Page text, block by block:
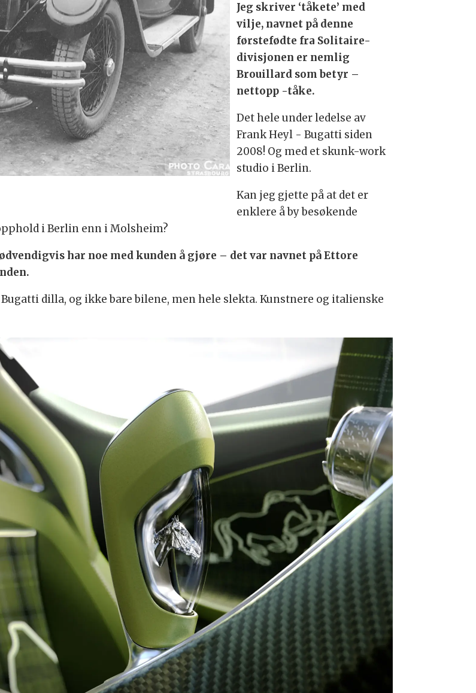
Jeg skriver ‘tåkete’ med
vilje, navnet på denne
førstefødte fra Solitaire-
divisjonen er nemlig
Brouillard som betyr –
nettopp -tåke.
Det hele under ledelse av
Frank Heyl - Bugatti siden
2008! Og med et skunk-work
studio i Berlin.
Kan jeg gjette på at det er
enklere å by besøkende
i Berlin enn i Molsheim?
har noe med kunden å gjøre – det var navnet på Ettore
dilla, og ikke bare bilene, men hele slekta. Kunstnere og italienske